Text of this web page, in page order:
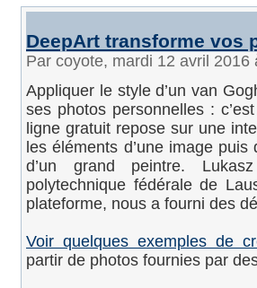
DeepArt transforme vos
Par coyote, mardi 12 avril
Appliquer le style d’un van
ses photos personnelles :
ligne gratuit repose sur une
les éléments d’une image
d’un grand peintre.
polytechnique fédérale de
plateforme, nous a fourni des
Voir quelques exemples de
partir de photos fournies par